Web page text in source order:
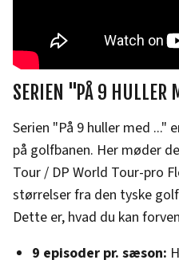
SERIEN "PÅ 9 HULLER
Serien "På 9 huller med
på golfbanen. Her møder
Tour / DP World Tour-pro
størrelser fra den tyske
Dette er, hvad du kan
9 episoder pr. sæson: